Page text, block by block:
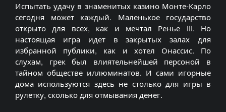
Испытать удачу в знаменитых казино Монте-Карло
сегодня может каждый. Маленькое государство
открыто для всех, как и мечтал Ренье III. Но
настоящая игра идет в закрытых залах для
избранной публики, как и хотел Онассис. По
слухам, грек был влиятельнейшей персоной в
тайном обществе иллюминатов. И сами игорные
дома используются здесь не столько для игры в
рулетку, сколько для отмывания денег.